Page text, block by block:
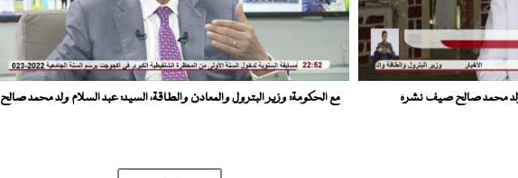
مع الحكومة: وزير البترول والمعادن والطاقة، السيد: عبد السلام ولد محمد صالح
ولد محمد صالح صيف نشرة